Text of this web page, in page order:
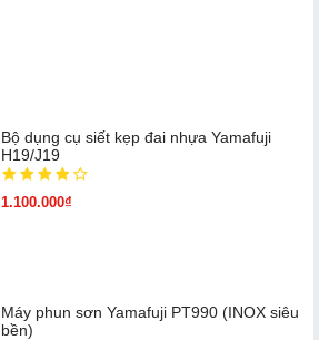
Bộ dụng cụ siết kẹp đai nhựa Yamafuji
H19/J19
1.100.000₫
Máy phun sơn Yamafuji PT990 (INOX siêu
bền)